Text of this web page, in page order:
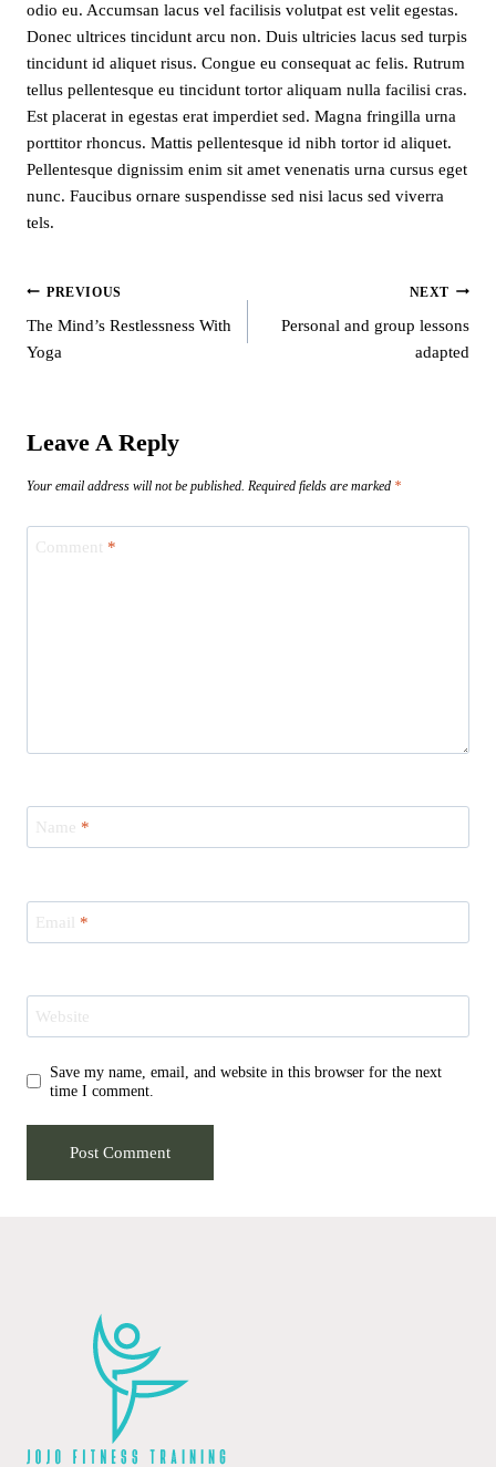
odio eu. Accumsan lacus vel facilisis volutpat est velit egestas.
Donec ultrices tincidunt arcu non. Duis ultricies lacus sed turpis
tincidunt id aliquet risus. Congue eu consequat ac felis. Rutrum
tellus pellentesque eu tincidunt tortor aliquam nulla facilisi cras.
Est placerat in egestas erat imperdiet sed. Magna fringilla urna
porttitor rhoncus. Mattis pellentesque id nibh tortor id aliquet.
Pellentesque dignissim enim sit amet venenatis urna cursus eget
nunc. Faucibus ornare suspendisse sed nisi lacus sed viverra
tels.
Post
PREVIOUS
The Mind’s Restlessness With
Yoga
NEXT
Personal and group lessons
adapted
Leave A Reply
Your email address will not be published. Required fields are marked *
Comment *
Name *
Email *
Website
Save my name, email, and website in this browser for the next
time I comment.